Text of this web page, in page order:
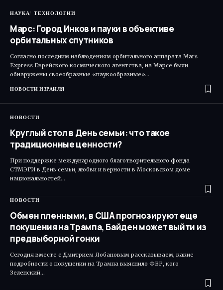
НАУКА ТЕХНОЛОГИИ
Марс: Город Инков и пауки в объективе
орбитальных спутников
Согласно последним наблюдениям орбитального аппарата Mars
Express Еврейского космического агентства, на Марсе были
обнаружены своеобразные «паукообразные»…
НОВОСТИ ИЗРАИЛЯ
НОВОСТИ
Круглый стол в День семьи: что такое
традиционные ценности?
При поддержке международного благотворительного фонда
СТМЭГИ в День семьи, любви и верности в Московском доме
национальностей…
НОВОСТИ
Обмен пленными, в США прогнозируют еще
покушения на Трампа, Байден может выйти из
предвыборной гонки
Сегодня вместе с Дмитрием Лобановым рассказываем, какие
подробности о покушении на Трампа выяснило ФБР, кого
Зеленский…